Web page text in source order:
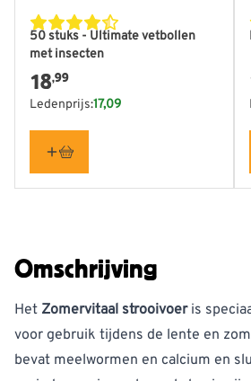
50 stuks - Ultimate vetbollen
met insecten
18,99
Ledenprijs:17,09
Omschrijving
Het Zomervitaal strooivoer is
voor gebruik tijdens de lente en
bevat meelwormen en calcium en